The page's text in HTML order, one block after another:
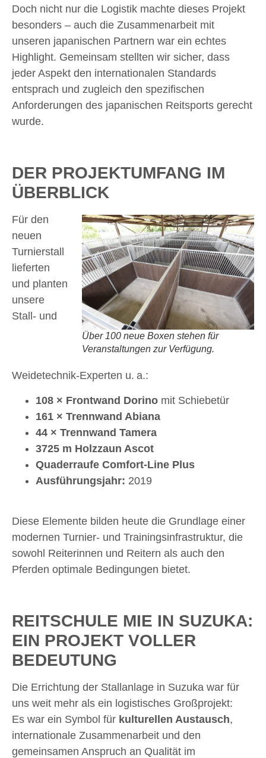
Doch nicht nur die Logistik machte dieses Projekt
besonders – auch die Zusammenarbeit mit
unseren japanischen Partnern war ein echtes
Highlight. Gemeinsam stellten wir sicher, dass
jeder Aspekt den internationalen Standards
entsprach und zugleich den spezifischen
Anforderungen des japanischen Reitsports gerecht
wurde.
DER PROJEKTUMFANG IM
ÜBERBLICK
Über 100 neue Boxen stehen für
Veranstaltungen zur Verfügung.
Für den
neuen
Turnierstall
lieferten
und planten
unsere
Stall- und
Weidetechnik-Experten u. a.:
108 × Frontwand Dorino mit Schiebetür
161 × Trennwand Abiana
44 × Trennwand Tamera
3725 m Holzzaun Ascot
Quaderraufe Comfort-Line Plus
Ausführungsjahr: 2019
Diese Elemente bilden heute die Grundlage einer
modernen Turnier- und Trainingsinfrastruktur, die
sowohl Reiterinnen und Reitern als auch den
Pferden optimale Bedingungen bietet.
REITSCHULE MIE IN SUZUKA:
EIN PROJEKT VOLLER
BEDEUTUNG
Die Errichtung der Stallanlage in Suzuka war für
uns weit mehr als ein logistisches Großprojekt:
Es war ein Symbol für kulturellen Austausch,
internationale Zusammenarbeit und den
gemeinsamen Anspruch an Qualität im